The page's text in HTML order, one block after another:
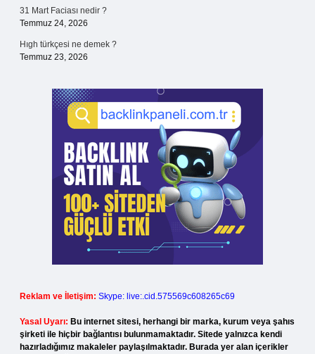
31 Mart Faciası nedir ?
Temmuz 24, 2026
Hıgh türkçesi ne demek ?
Temmuz 23, 2026
Reklam ve İletişim: Skype: live:.cid.575569c608265c69
Yasal Uyarı: Bu internet sitesi, herhangi bir marka, kurum veya şahıs
şirketi ile hiçbir bağlantısı bulunmamaktadır. Sitede yalnızca kendi
hazırladığımız makaleler paylaşılmaktadır. Burada yer alan içerikler